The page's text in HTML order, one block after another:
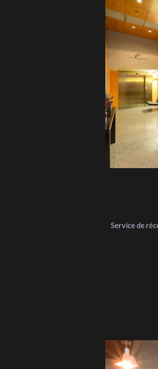
Service de